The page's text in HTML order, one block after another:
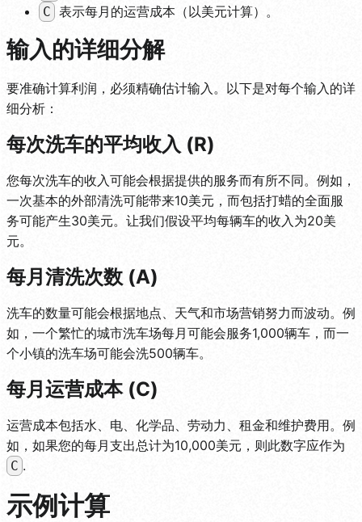
C 表示每月的运营成本（以美元计算）。
输入的详细分解
要准确计算利润，必须精确估计输入。以下是对每个输入的详
细分析：
每次洗车的平均收入 (R)
您每次洗车的收入可能会根据提供的服务而有所不同。例如，
一次基本的外部清洗可能带来10美元，而包括打蜡的全面服
务可能产生30美元。让我们假设平均每辆车的收入为20美
元。
每月清洗次数 (A)
洗车的数量可能会根据地点、天气和市场营销努力而波动。例
如，一个繁忙的城市洗车场每月可能会服务1,000辆车，而一
个小镇的洗车场可能会洗500辆车。
每月运营成本 (C)
运营成本包括水、电、化学品、劳动力、租金和维护费用。例
如，如果您的每月支出总计为10,000美元，则此数字应作为
C .
示例计算